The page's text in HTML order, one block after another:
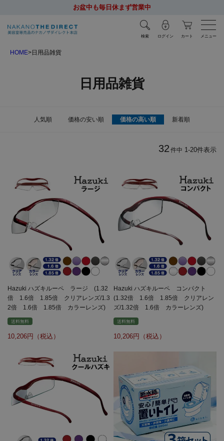
お盆中も毎日休まず営業中
検索 ログイン カート メニュー
HOME 日用品雑貨
日用品雑貨
人気順 価格の安い順 価格の高い順 新着順
32 件中 1-20件表示
Hazuki ハズキルーペ ラージ (1.32
倍 1.6倍 1.85倍 クリアレンズ/1.3
2倍 1.6倍 1.85倍 カラーレンズ)
送料無料
10,206
Hazuki ハズキルーペ コンパクト
(1.32倍 1.6倍 1.85倍 クリアレン
ズ/1.32倍 1.6倍 カラーレンズ)
送料無料
10,206